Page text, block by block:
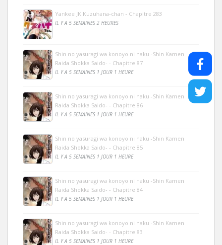
Yankee JK Kuzuhana-chan - Chapitre 283
IL Y A 5 SEMAINES 2 HEURES
Shin no yasuragi wa konoyo ni naku -Shin Kamen
Raida Shokka Saido- - Chapitre 87
IL Y A 5 SEMAINES 1 JOUR 1 HEURE
Shin no yasuragi wa konoyo ni naku -Shin Kamen
Raida Shokka Saido- - Chapitre 86
IL Y A 5 SEMAINES 1 JOUR 1 HEURE
Shin no yasuragi wa konoyo ni naku -Shin Kamen
Raida Shokka Saido- - Chapitre 85
IL Y A 5 SEMAINES 1 JOUR 1 HEURE
Shin no yasuragi wa konoyo ni naku -Shin Kamen
Raida Shokka Saido- - Chapitre 84
IL Y A 5 SEMAINES 1 JOUR 1 HEURE
Shin no yasuragi wa konoyo ni naku -Shin Kamen
Raida Shokka Saido- - Chapitre 83
IL Y A 5 SEMAINES 1 JOUR 1 HEURE